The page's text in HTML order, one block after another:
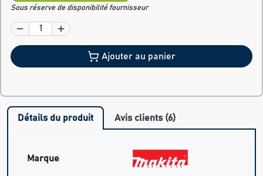
Sous réserve de disponibilité fournisseur
Ajouter au panier
Détails du produit Avis clients (6)
Marque